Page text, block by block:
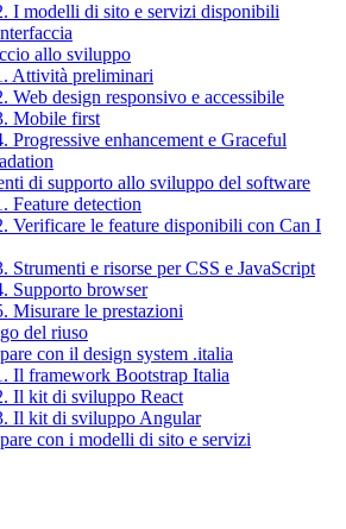
I modelli di sito e servizi disponibili
allo sviluppo
Attività preliminari
Web design responsivo e accessibile
Mobile first
Progressive enhancement e Graceful
di supporto allo sviluppo del software
Feature detection
Verificare le feature disponibili con Can I
Strumenti e risorse per CSS e JavaScript
Supporto browser
Misurare le prestazioni
del riuso
con il design system .italia
Il framework Bootstrap Italia
Il kit di sviluppo React
Il kit di sviluppo Angular
con i modelli di sito e servizi